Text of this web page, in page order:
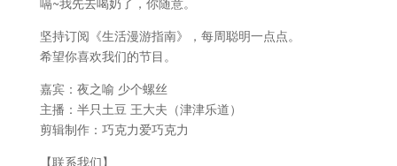
坚持订阅《生活漫游指南》，每周聪明一点点。
希望你喜欢我们的节目。
嘉宾：夜之喻 少个螺丝
主播：半只土豆 王大夫（津津乐道）
剪辑制作：巧克力爱巧克力
【联系我们】